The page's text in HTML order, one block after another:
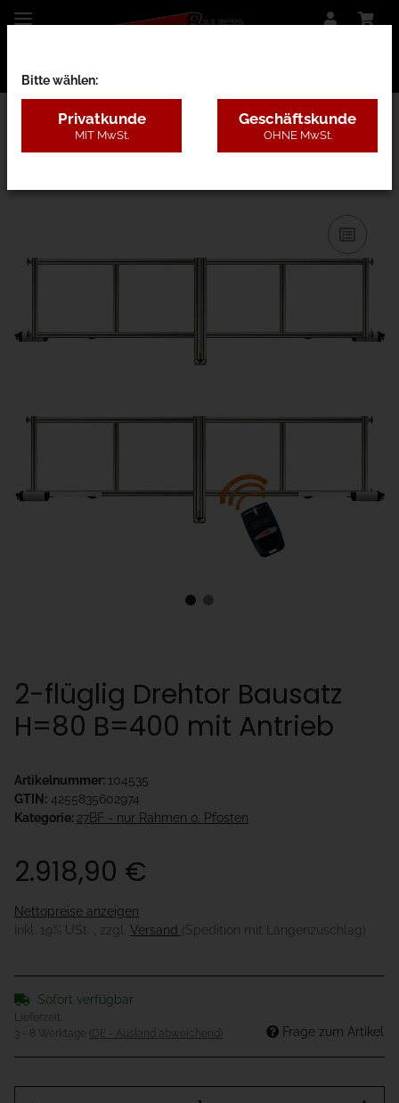
27BF - nur Rahmen o. Pfosten
2-flüglig Drehtor Bausatz
H=80 B=400 mit Antrieb
Artikelnummer: 104535
GTIN: 4255835602974
Kategorie: 27BF - nur Rahmen o. Pfosten
2.918,90 €
Nettopreise anzeigen
inkl. 19% USt. , zzgl. Versand (Spedition mit Längenzuschlag)
Sofort verfügbar
Lieferzeit:
3 - 8 Werktage
(DE - Ausland abweichend) Frage zum Artikel
Bitte wählen:
Privatkunde
MIT MwSt.
Geschäftskunde
OHNE MwSt.